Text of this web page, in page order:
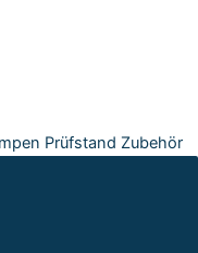
Prüfstand Zubehör